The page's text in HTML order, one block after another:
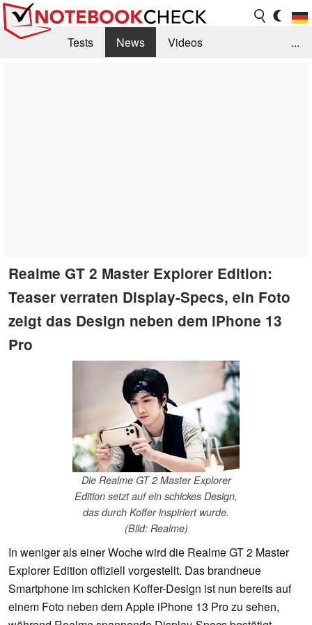
Tests News
Videos
...
Realme GT 2 Master Explorer Edition:
Teaser verraten Display-Specs, ein Foto
zeigt das Design neben dem iPhone 13
Pro
Die Realme GT 2 Master Explorer
Edition setzt auf ein schickes Design,
das durch Koffer inspiriert wurde.
(Bild: Realme)
In weniger als einer Woche wird die Realme GT 2 Master
Explorer Edition offiziell vorgestellt. Das brandneue
Smartphone im schicken Koffer-Design ist nun bereits auf
einem Foto neben dem Apple iPhone 13 Pro zu sehen,